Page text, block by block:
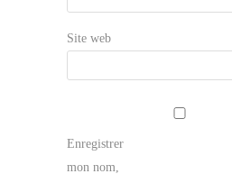
Site web
Enregistrer
mon nom,